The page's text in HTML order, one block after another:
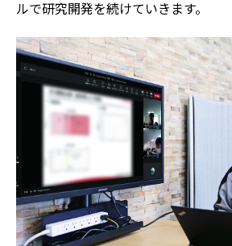
ルで研究開発を続けていきます。